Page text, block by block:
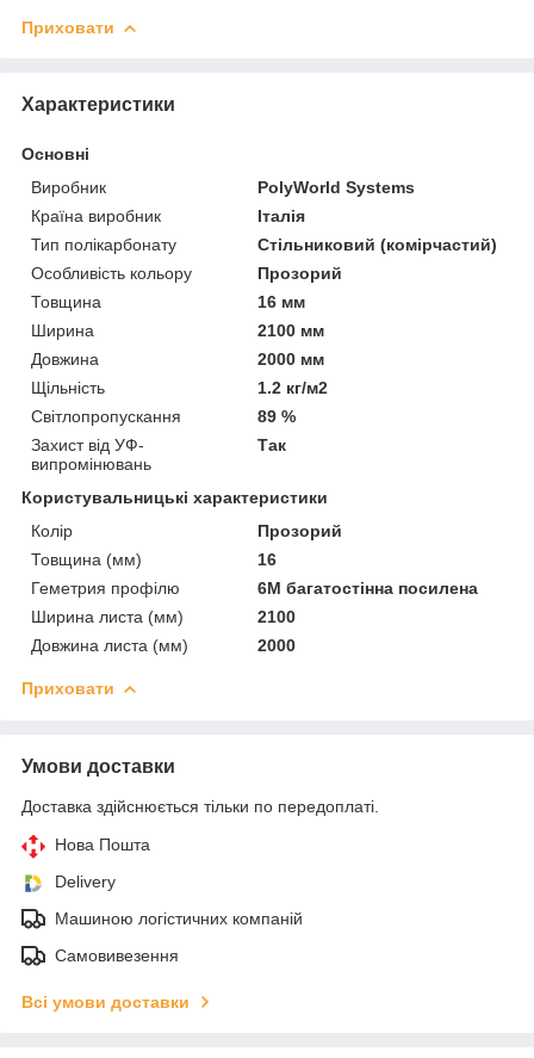
Приховати
Характеристики
Основні
Виробник
PolyWorld Systems
Країна виробник
Італія
Тип полікарбонату
Стільниковий (комірчастий)
Особливість кольору
Прозорий
Товщина
16 мм
Ширина
2100 мм
Довжина
2000 мм
Щільність
1.2 кг/м2
Світлопропускання
89 %
Захист від УФ-
випромінювань
Так
Користувальницькі характеристики
Колір
Прозорий
Товщина (мм)
16
Геметрия профілю
6М багатостінна посилена
Ширина листа (мм)
2100
Довжина листа (мм)
2000
Приховати
Умови доставки
Доставка здійснюється тільки по передоплаті.
Нова Пошта
Delivery
Машиною логістичних компаній
Самовивезення
Всі умови доставки